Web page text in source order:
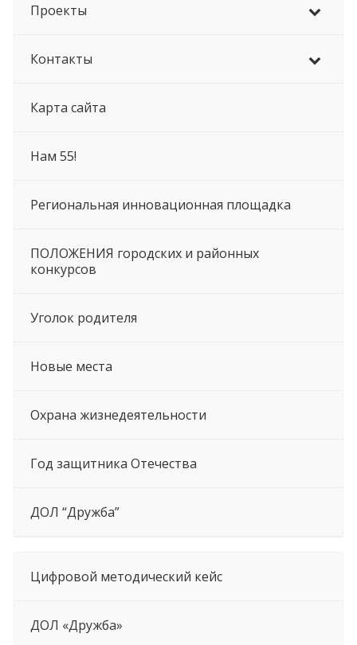
Проекты
Контакты
Карта сайта
Нам 55!
Региональная инновационная площадка
ПОЛОЖЕНИЯ городских и районных
конкурсов
Уголок родителя
Новые места
Охрана жизнедеятельности
Год защитника Отечества
ДОЛ “Дружба”
Цифровой методический кейс
ДОЛ «Дружба»